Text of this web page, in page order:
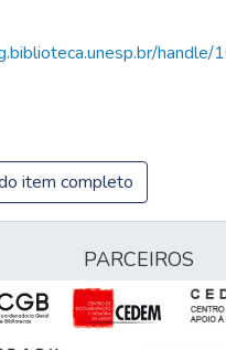
item completo
PARCEIROS